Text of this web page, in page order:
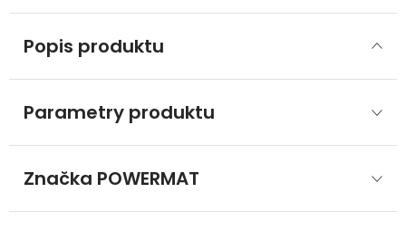
Popis produktu
Parametry produktu
Značka POWERMAT